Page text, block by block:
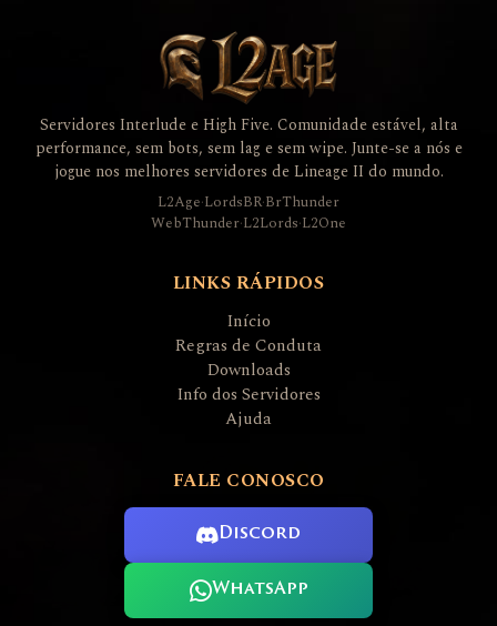
Servidores Interlude e High Five. Comunidade estável, alta
performance, sem bots, sem lag e sem wipe. Junte-se a nós e
jogue nos melhores servidores de Lineage II do mundo.
L2Age·LordsBR·BrThunder
WebThunder·L2Lords·L2One
LINKS RÁPIDOS
Início
Regras de Conduta
Downloads
Info dos Servidores
Ajuda
FALE CONOSCO
Discord
WhatsApp